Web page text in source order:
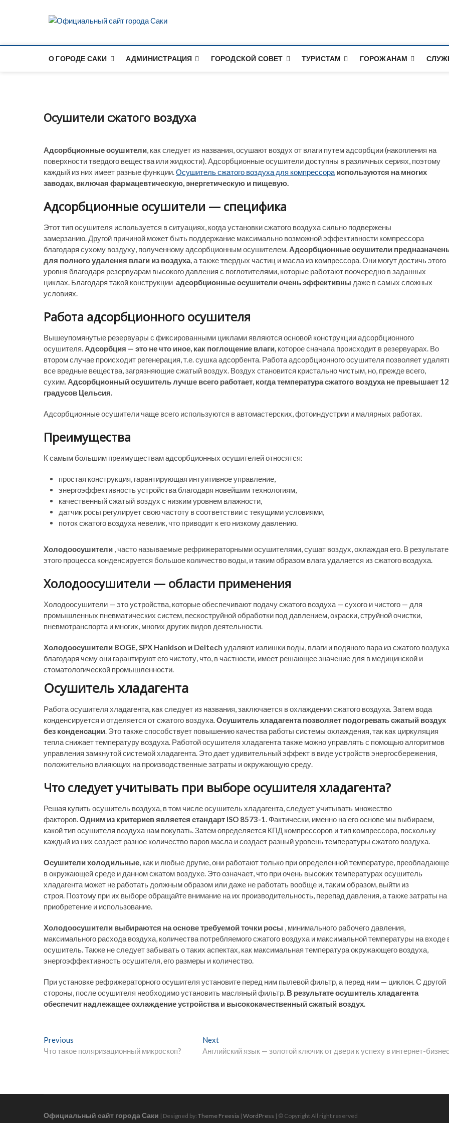
c
О ГОРОДЕ САКИ АДМИНИСТРАЦИЯ ГОРОДСКОЙ СОВЕТ ТУРИСТАМ ГОРОЖАНАМ
Осушители сжатого воздуха
Адсорбционные осушители, как следует из названия, осушают воздух от влаги путем адсорбции (накопления на
поверхности твердого вещества или жидкости). Адсорбционные осушители доступны в различных сериях, поэтому
каждый из них имеет разные функции.Осушитель сжатого воздуха для компрессора используются на многих
заводах, включая фармацевтическую, энергетическую и пищевую.
Адсорбционные осушители — специфика
Этот тип осушителя используется в ситуациях, когда установки сжатого воздуха сильно подвержены
замерзанию. Другой причиной может быть поддержание максимально возможной эффективности компрессора
благодаря сухому воздуху, полученному адсорбционным осушителем. Адсорбционные осушители
для полного удаления влаги из воздуха, а также твердых частиц и масла из компрессора. Они могут достичь этого
уровня благодаря резервуарам высокого давления с поглотителями, которые работают поочередно в заданных
циклах. Благодаря такой конструкции адсорбционные осушители очень эффективны даже в самых сложных
условиях.
Работа адсорбционного осушителя
Вышеупомянутые резервуары с фиксированными циклами являются основой конструкции адсорбционного
осушителя. Адсорбция — это не что иное, как поглощение влаги, которое сначала происходит в резервуарах. Во
втором случае происходит регенерация, т.е. сушка адсорбента. Работа адсорбционного осушителя позволяет
все вредные вещества, загрязняющие сжатый воздух. Воздух становится кристально чистым, но, прежде всего,
сухим. Адсорбционный осушитель лучше всего работает, когда температура сжатого воздуха не превышает 12
градусов Цельсия.
Адсорбционные осушители чаще всего используются в автомастерских, фотоиндустрии и малярных работах.
Преимущества
К самым большим преимуществам адсорбционных осушителей относятся:
простая конструкция, гарантирующая интуитивное управление,
энергоэффективность устройства благодаря новейшим технологиям,
качественный сжатый воздух с низким уровнем влажности,
датчик росы регулирует свою частоту в соответствии с текущими условиями,
поток сжатого воздуха невелик, что приводит к его низкому давлению.
Холодоосушители , часто называемые рефрижераторными осушителями, сушат воздух, охлаждая его. В результате
этого процесса конденсируется большое количество воды, и таким образом влага удаляется из сжатого воздуха.
Холодоосушители — области применения
Холодоосушители — это устройства, которые обеспечивают подачу сжатого воздуха — сухого и чистого — для
промышленных пневматических систем, пескоструйной обработки под давлением, окраски, струйной очистки,
пневмотранспорта и многих, многих других видов деятельности.
Холодоосушители BOGE, SPX Hankison и Deltech удаляют излишки воды, влаги и водяного пара из сжатого
благодаря чему они гарантируют его чистоту, что, в частности, имеет решающее значение для в медицинской и
стоматологической промышленности.
Осушитель хладагента
Работа осушителя хладагента, как следует из названия, заключается в охлаждении сжатого воздуха. Затем вода
конденсируется и отделяется от сжатого воздуха.Осушитель хладагента позволяет подогревать сжатый воздух
без конденсации. Это также способствует повышению качества работы системы охлаждения, так как циркуляция
тепла снижает температуру воздуха. Работой осушителя хладагента также можно управлять с помощью алгоритмов
управления замкнутой системой хладагента. Это дает удивительный эффект в виде устройств энергосбережения,
положительно влияющих на производственные затраты и окружающую среду.
Что следует учитывать при выборе осушителя хладагента?
Решая купить осушитель воздуха, в том числе осушитель хладагента, следует учитывать множество
факторов.Одним из критериев является стандарт ISO 8573-1. Фактически, именно на его основе мы выбираем,
какой тип осушителя воздуха нам покупать. Затем определяется КПД компрессоров и тип компрессора, поскольку
каждый из них создает разное количество паров масла и создает разный уровень температуры сжатого воздуха.
Осушители холодильные, как и любые другие, они работают только при определенной температуре,
в окружающей среде и данном сжатом воздухе. Это означает, что при очень высоких температурах осушитель
хладагента может не работать должным образом или даже не работать вообще и, таким образом, выйти из
строя. Поэтому при их выборе обращайте внимание на их производительность, перепад давления, а также затраты на
приобретение и использование.
Холодоосушители выбираются на основе требуемой точки росы , минимального рабочего давления,
максимального расхода воздуха, количества потребляемого сжатого воздуха и максимальной температуры на входе
осушитель. Также не следует забывать о таких аспектах, как максимальная температура окружающего воздуха,
энергоэффективность осушителя, его размеры и количество.
При установке рефрижераторного осушителя установите перед ним пылевой фильтр, а перед ним — циклон. С другой
стороны, после осушителя необходимо установить масляный фильтр. В результате осушитель хладагента
обеспечит надлежащее охлаждение устройства и высококачественный сжатый воздух.
Н
а
и
Previous
r
o
s
Что такое поляризационный микроскоп?
Next
e
o
t
Английский язык — золотой ключик от двери к успеху в интернет-
Официальный сайт города Саки | Designed by: Theme Freesia | WordPress | © Copyright All right reserved